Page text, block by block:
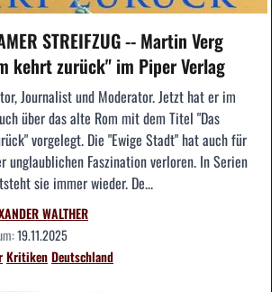
STREIFZUG -- Martin Verg
kehrt zurück" im Piper Verlag
Journalist und Moderator. Jetzt hat er im
über das alte Rom mit dem Titel "Das
vorgelegt. Die "Ewige Stadt" hat auch für
unglaublichen Faszination verloren. In Serien
sie immer wieder. De...
WALTHER
19.11.2025
KritikenDeutschland